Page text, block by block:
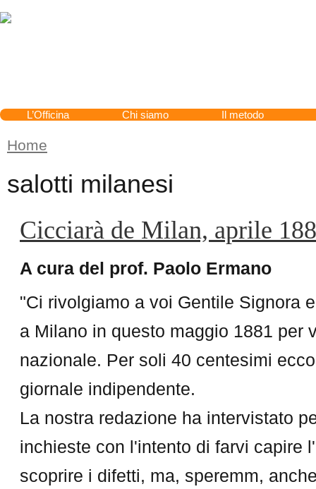
L’Officina Chi siamo Il metodo
Tu sei qui
Home
salotti milanesi
Cicciarà de Milan, aprile
A cura del prof. Paolo Ermano
"Ci rivolgiamo a voi Gentile Signora
a Milano in questo maggio 1881 per
nazionale. Per soli 40 centesimi
giornale indipendente.
La nostra redazione ha intervistato
inchieste con l'intento di farvi capire
scoprire i difetti, ma, speremm,